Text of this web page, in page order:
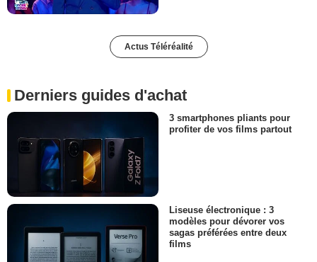
Actus Téléréalité
Derniers guides d'achat
3 smartphones pliants pour
profiter de vos films partout
Liseuse électronique : 3
modèles pour dévorer vos
sagas préférées entre deux
films